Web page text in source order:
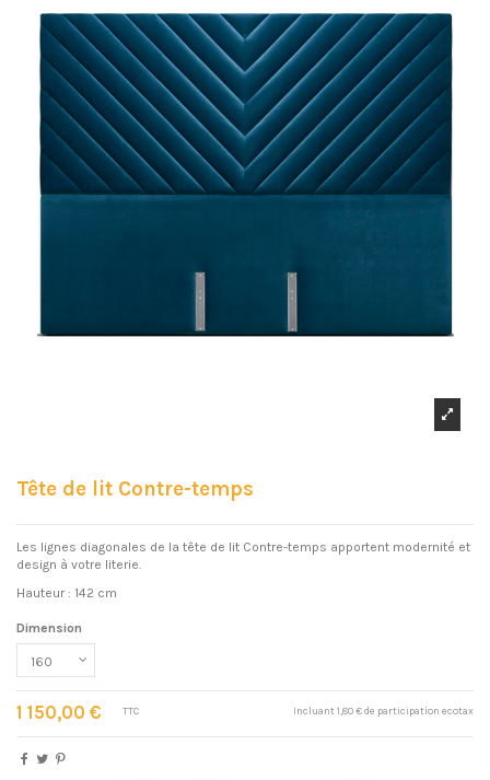
Tête de lit Contre-temps
Les lignes diagonales de la tête de lit Contre-temps apportent modernité et
design à votre literie.
Hauteur : 142 cm
Dimension
1 150,00 € Incluant 1,80 € de participation ecotax
TTC